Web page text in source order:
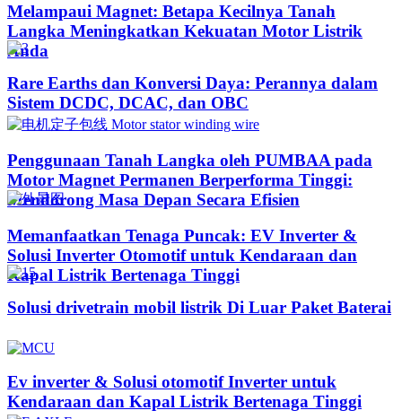
Melampaui Magnet: Betapa Kecilnya Tanah
Langka Meningkatkan Kekuatan Motor Listrik
Anda
Rare Earths dan Konversi Daya: Perannya dalam
Sistem DCDC, DCAC, dan OBC
Penggunaan Tanah Langka oleh PUMBAA pada
Motor Magnet Permanen Berperforma Tinggi:
Mendorong Masa Depan Secara Efisien
Memanfaatkan Tenaga Puncak: EV Inverter &
Solusi Inverter Otomotif untuk Kendaraan dan
Kapal Listrik Bertenaga Tinggi​
Solusi drivetrain mobil listrik Di Luar Paket Baterai
Ev inverter & Solusi otomotif Inverter untuk
Kendaraan dan Kapal Listrik Bertenaga Tinggi